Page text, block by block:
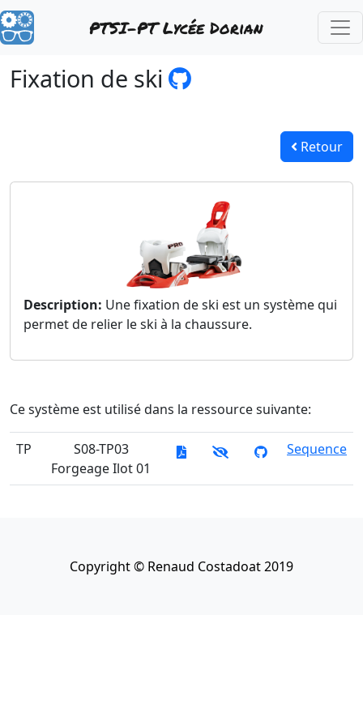
PTSI-PT Lycée Dorian
Fixation de ski
Retour
Description: Une fixation de ski est un système qui
permet de relier le ski à la chaussure.
Ce système est utilisé dans la ressource suivante:
TP
S08-TP03
Forgeage Ilot 01
Sequence
Copyright © Renaud Costadoat 2019